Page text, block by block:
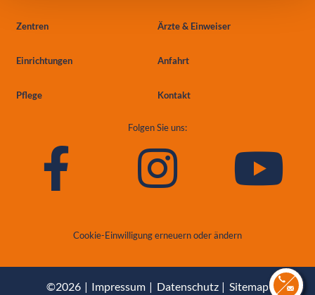
Zentren Ärzte & Einweiser
Einrichtungen Anfahrt
Pflege Kontakt
Folgen Sie uns:
Cookie-Einwilligung erneuern oder ändern
©2026 Impressum Datenschutz Sitemap